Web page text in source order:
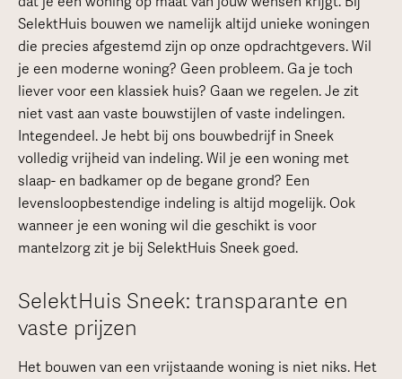
SelektHuis bouwen we namelijk altijd unieke woningen
die precies afgestemd zijn op onze opdrachtgevers. Wil
je een moderne woning? Geen probleem. Ga je toch
liever voor een klassiek huis? Gaan we regelen. Je zit
niet vast aan vaste bouwstijlen of vaste indelingen.
Integendeel. Je hebt bij ons bouwbedrijf in Sneek
volledig vrijheid van indeling. Wil je een woning met
slaap- en badkamer op de begane grond? Een
levensloopbestendige indeling is altijd mogelijk. Ook
wanneer je een woning wil die geschikt is voor
mantelzorg zit je bij SelektHuis Sneek goed.
SelektHuis Sneek: transparante en
vaste prijzen
Het bouwen van een vrijstaande woning is niet niks. Het